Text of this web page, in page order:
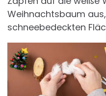
Weihnachtsbaum
schneebedeckten